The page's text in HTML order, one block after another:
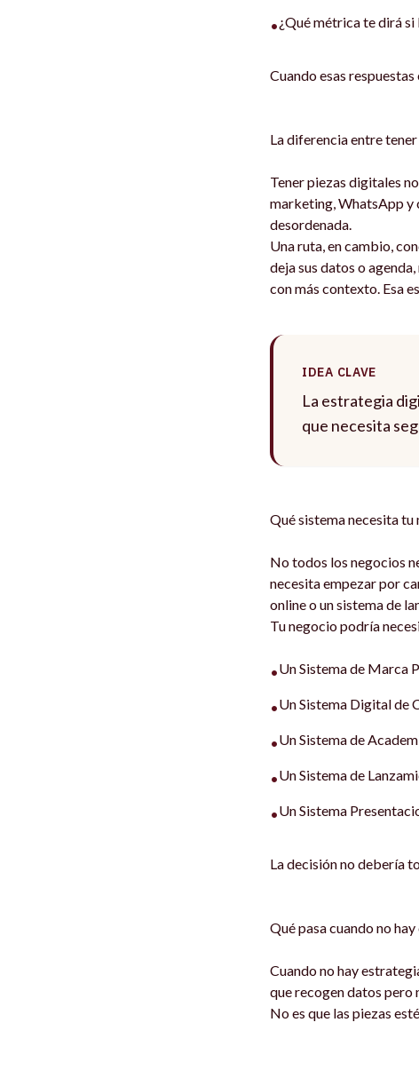
•¿Qué métrica te dirá si
Cuando esas
La diferencia entre
Tener piezas digitales
marketing, WhatsApp y
desordenada.
Una ruta, en cambio,
deja sus datos o
con más contexto. Esa
IDEA CLAVE
La estrategia
que necesita
Qué sistema necesita
No todos los negocios
necesita empezar por
online o un sistema de
Tu negocio podría
•Un Sistema de Marca
•Un Sistema Digital de
•Un Sistema de
•Un Sistema de
•Un Sistema
La decisión no debería
Qué pasa cuando no
Cuando no hay
que recogen datos pero
No es que las piezas